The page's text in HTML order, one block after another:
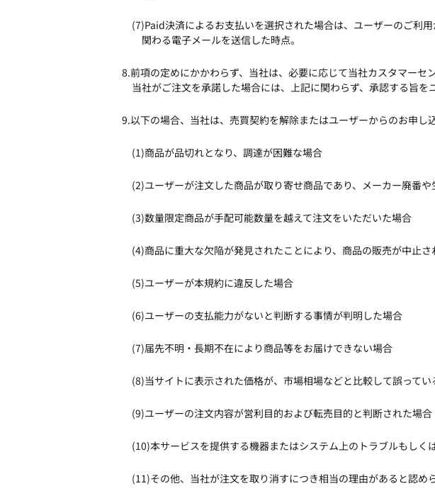
(7)Paid決済によるお支払いを選択された場合は、ユーザーのご利
関わる電子メールを送信した時点。
8.前項の定めにかかわらず、当社は、必要に応じて当社カスタマー
当社がご注文を承諾した場合には、上記に関わらず、承認する旨を
9.以下の場合、当社は、売買契約を解除またはユーザーからのお申し
(1)商品が品切れとなり、調達が困難な場合
(2)ユーザーが注文した商品が取り寄せ商品であり、メーカー廃番
(3)数量限定商品が手配可能数量を越えて注文をいただいた場合
(4)商品に重大な欠陥が発見されたことにより、商品の販売が中止さ
(5)ユーザーが本規約に違反した場合
(6)ユーザーの支払能力がないと判断する事情が判明した場合
(7)届先不明・長期不在により商品等をお届けできない場合
(8)当サイトに表示された価格が、市場相場などと比較して誤って
(9)ユーザーの注文内容が営利目的および転売目的と判断された場合
(10)本サービスを提供する機器またはシステム上のトラブルもし
(11)その他、当社が注文を取り消すにつき相当の理由があると認め